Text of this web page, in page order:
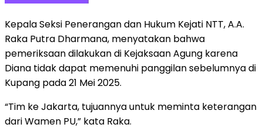
Kepala Seksi Penerangan dan Hukum Kejati NTT, A.A.
Raka Putra Dharmana, menyatakan bahwa
pemeriksaan dilakukan di Kejaksaan Agung karena
Diana tidak dapat memenuhi panggilan sebelumnya di
Kupang pada 21 Mei 2025.
“Tim ke Jakarta, tujuannya untuk meminta keterangan
dari Wamen PU,” kata Raka.